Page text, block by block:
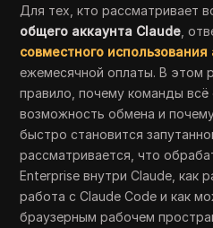
Для тех, кто рассматривает
общего аккаунта Claude ,
совместного использования
ежемесячной оплаты. В этом
правило, почему команды
возможность обмена и
быстро становится
рассматривается, что
Enterprise внутри Claude, как
работа с Claude Code и как
браузерным рабочем